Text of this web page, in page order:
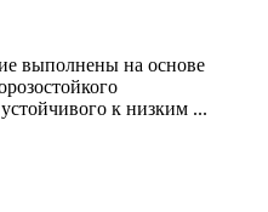
выполнены на основе
к низким ...